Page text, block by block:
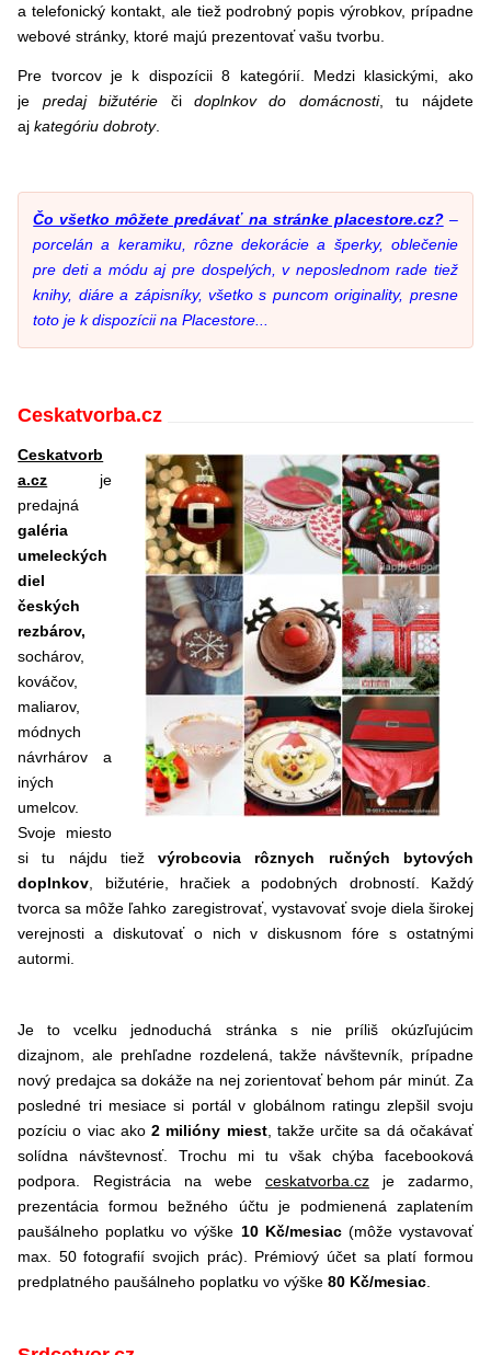
a telefonický kontakt, ale tiež podrobný popis výrobkov, prípadne
webové stránky, ktoré majú prezentovať vašu tvorbu.
Pre tvorcov je k dispozícii 8 kategórií. Medzi klasickými, ako
je predaj bižutérie či doplnkov do domácnosti, tu nájdete
ajkategóriu dobroty.
Čo všetko môžete predávať na stránke placestore.cz?–
porcelán a keramiku, rôzne dekorácie a šperky, oblečenie
pre deti a módu aj pre dospelých, v neposlednom rade tiež
knihy, diáre a zápisníky, všetko s puncom originality, presne
toto je k dispozícii na Placestore...
Ceskatvorba.cz
Ceskatvorb
a.cz je
predajná
galéria
umeleckých
diel
českých
rezbárov,
sochárov,
kováčov,
maliarov,
módnych
návrhárov a
iných
umelcov.
Svoje miesto
si tu nájdu tiežvýrobcovia rôznych ručných bytových
doplnkov , bižutérie, hračiek a podobných drobností. Každý
tvorca sa môže ľahko zaregistrovať, vystavovať svoje diela širokej
verejnosti a diskutovať o nich v diskusnom fóre s ostatnými
autormi.
Je to vcelku jednoduchá stránka s nie príliš okúzľujúcim
dizajnom, ale prehľadne rozdelená, takže návštevník, prípadne
nový predajca sa dokáže na nej zorientovať behom pár minút. Za
posledné tri mesiace si portál v globálnom ratingu zlepšil svoju
pozíciu o viac ako2 milióny miest, takže určite sa dá očakávať
solídna návštevnosť. Trochu mi tu však chýba facebooková
podpora. Registrácia na webe ceskatvorba.czje zadarmo,
prezentácia formou bežného účtu je podmienená zaplatením
paušálneho poplatku vo výške 10 Kč/mesiac(môže vystavovať
max. 50 fotografií svojich prác). Prémiový účet sa platí formou
predplatného paušálneho poplatku vo výške80 Kč/mesiac